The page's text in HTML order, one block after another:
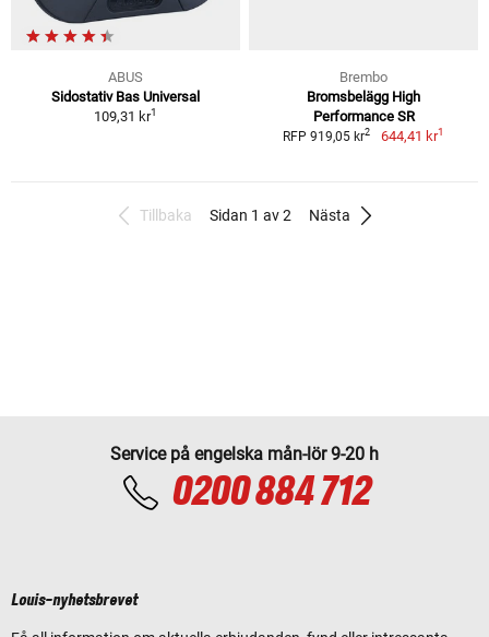
ABUS
Sidostativ Bas Universal
109,31 kr1
Brembo
Bromsbelägg High
Performance SR
RFP 919,05 kr2 644,41 kr1
Tillbaka Sidan 1 av 2 Nästa
Service på engelska mån-lör 9-20 h
0200 884 712
Louis-nyhetsbrevet